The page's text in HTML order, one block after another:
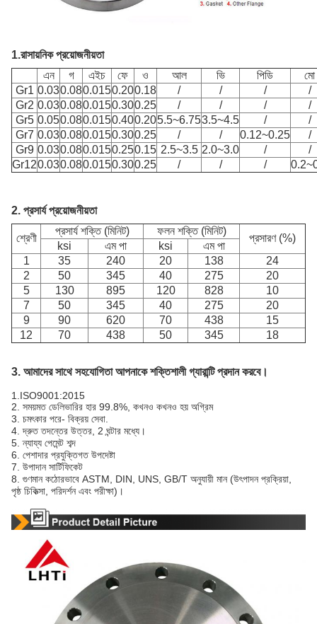
1.রাসায়নিক প্রয়োজনীয়তা
এন
গ এইচ ফে ও আল ভি পিডি
মো
Gr1 0.030.080.0150.200.18 / / /
/
Gr2 0.030.080.0150.300.25 / / /
/
Gr5 0.050.080.0150.400.205.5~6.753.5~4.5 /
/
Gr7 0.030.080.0150.300.25 / / 0.12~0.25
/
Gr9 0.030.080.0150.250.15 2.5~3.5 2.0~3.0 /
/
Gr120.030.080.0150.300.25 / / /
2. প্রসার্য প্রয়োজনীয়তা
শ্রেণী
প্রসার্য শক্তি (মিনিট) ফলন শক্তি (মিনিট)
প্রসারণ (%)
ksi এম পা ksi
এম পা
1
35 240 20 138
24
2
50 345 40 275
20
5
130 895 120 828
10
7
50 345 40 275
20
9
90 620 70 438
15
12
70 438 50 345 18
3. আমাদের সাথে সহযোগিতা আপনাকে শক্তিশালী গ্যারান্টি প্রদান করবে।
1.ISO9001:2015
2. সময়মত ডেলিভারির হার 99.8%, কখনও কখনও হয় অগ্রিম
3. চমৎকার পরে- বিক্রয় সেবা.
4. দ্রুত তদন্তের উত্তর, 2 ঘন্টার মধ্যে।
5. ন্যায্য পেমেন্ট শব্দ
6. পেশাদার প্রযুক্তিগত উপদেষ্টা
7. উপাদান সার্টিফিকেট
8. গুণমান কঠোরভাবে ASTM, DIN, UNS, GB/T অনুযায়ী মান (উৎপাদন প্রক্রিয়া,
পৃষ্ঠ চিকিত্সা, পরিদর্শন এবং পরীক্ষা)।